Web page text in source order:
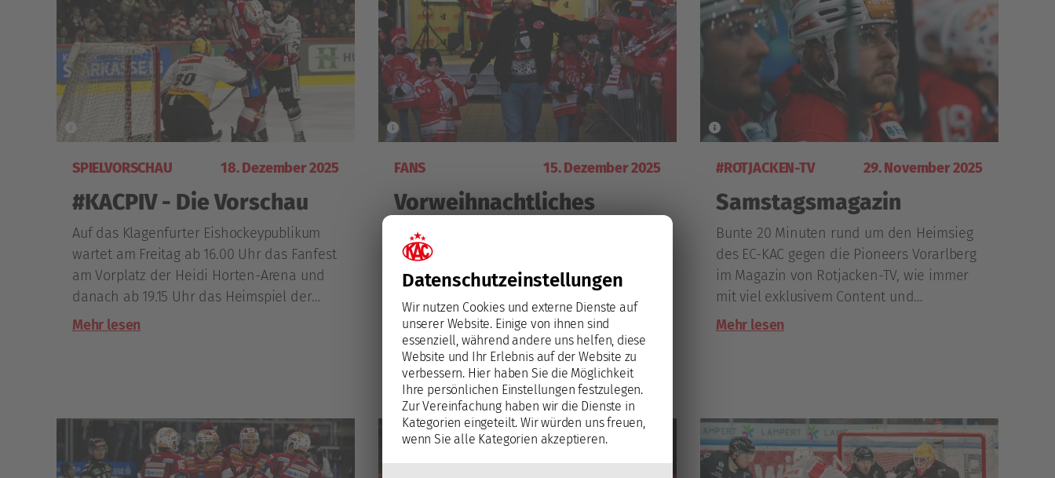
Datenschutz­einstellungen
Wir nutzen Cookies und externe Dienste auf
unserer Website. Einige von ihnen sind
essenziell, während andere uns helfen, diese
Website und Ihr Erlebnis auf der Website zu
verbessern. Hier haben Sie die Möglichkeit
Ihre persönlichen Einstellungen festzulegen.
Zur Vereinfachung haben wir die Dienste in
Kategorien eingeteilt. Wir würden uns freuen,
wenn Sie alle Kategorien akzeptieren.
SPIELVORSCHAU 18. Dezember 2025
#KACPIV - Die Vorschau
Auf das Klagenfurter Eishockeypublikum
wartet am Freitag ab 16.00 Uhr das Fanfest
am Vorplatz der Heidi Horten-Arena und
danach ab 19.15 Uhr das Heimspiel der
Rotjacken gegen die Pioneers Vorarlberg.
Mehr lesen
FANS 15. Dezember 2025
Vorweihnachtliches
Fanfest am Freitag
Vor dem Heimspiel gegen die Pioneers
Vorarlberg findet am Freitag wieder das
traditionelle, vorweihnachtliche Fanfest
am Vorplatz der Heidi Horten-Arena statt,
Höhepunkt ist der "Walk Through" der
Rotjacken am Weg zum Spiel um 17.00 Uhr.
Mehr lesen
#ROTJACKEN-TV 29. November 2025
Samstagsmagazin
Bunte 20 Minuten rund um den Heimsieg
des EC-KAC gegen die Pioneers Vorarlberg
im Magazin von Rotjacken-TV, wie immer
mit viel exklusivem Content und
aufschlussreichen Gesprächen.
Mehr lesen